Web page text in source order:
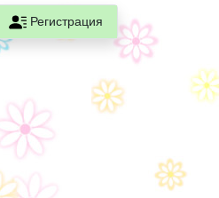
Регистрация